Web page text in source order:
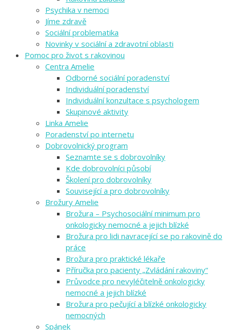
Psychika v nemoci
Jíme zdravě
Sociální problematika
Novinky v sociální a zdravotní oblasti
Pomoc pro život s rakovinou
Centra Amelie
Odborné sociální poradenství
Individuální poradenství
Individuální konzultace s psychologem
Skupinové aktivity
Linka Amelie
Poradenství po internetu
Dobrovolnický program
Seznamte se s dobrovolníky
Kde dobrovolníci působí
Školení pro dobrovolníky
Související a pro dobrovolníky
Brožury Amelie
Brožura – Psychosociální minimum pro
onkologicky nemocné a jejich blízké
Brožura pro lidi navracející se po rakovině do
práce
Brožura pro praktické lékaře
Příručka pro pacienty „Zvládání rakoviny“
Průvodce pro nevyléčitelně onkologicky
nemocné a jejich blízké
Brožura pro pečující a blízké onkologicky
nemocných
Spánek